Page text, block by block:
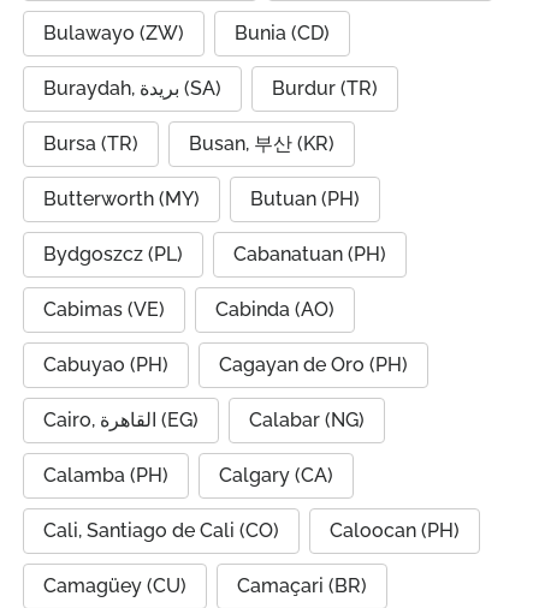
Bulawayo (ZW) Bunia (CD)
Buraydah, بريدة (SA) Burdur (TR)
Bursa (TR) Busan, 부산 (KR)
Butterworth (MY) Butuan (PH)
Bydgoszcz (PL) Cabanatuan (PH)
Cabimas (VE) Cabinda (AO)
Cabuyao (PH) Cagayan de Oro (PH)
Cairo, القاهرة (EG) Calabar (NG)
Calamba (PH) Calgary (CA)
Cali, Santiago de Cali (CO) Caloocan (PH)
Camagüey (CU) Camaçari (BR)